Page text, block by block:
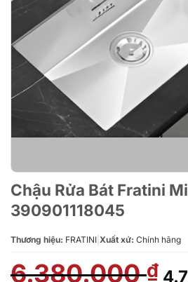
Chậu Rửa Bát Fratini
390901118045
Thương hiệu: FRATINI Xuất xứ: Chính hãng
6.380.000₫